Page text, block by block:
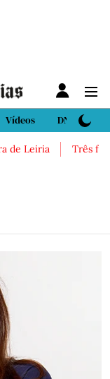
Vídeos DN Sport
Três feridos